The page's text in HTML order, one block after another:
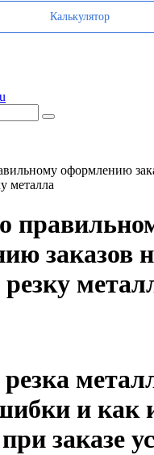
Калькулятор
оформлению
металла
заказов
и как
заказе